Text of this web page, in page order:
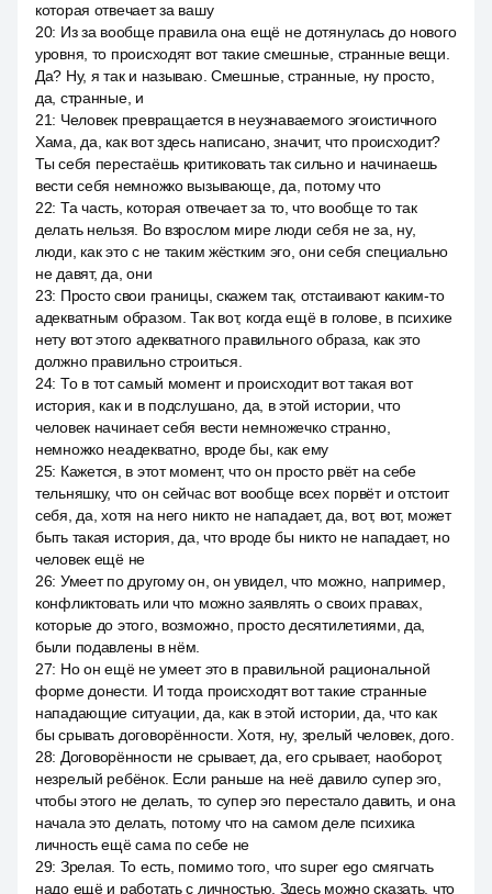
которая отвечает за вашу
20: Из за вообще правила она ещё не дотянулась до нового
уровня, то происходят вот такие смешные, странные вещи.
Да? Ну, я так и называю. Смешные, странные, ну просто,
да, странные, и
21: Человек превращается в неузнаваемого эгоистичного
Хама, да, как вот здесь написано, значит, что происходит?
Ты себя перестаёшь критиковать так сильно и начинаешь
вести себя немножко вызывающе, да, потому что
22: Та часть, которая отвечает за то, что вообще то так
делать нельзя. Во взрослом мире люди себя не за, ну,
люди, как это с не таким жёстким эго, они себя специально
не давят, да, они
23: Просто свои границы, скажем так, отстаивают каким-то
адекватным образом. Так вот, когда ещё в голове, в психике
нету вот этого адекватного правильного образа, как это
должно правильно строиться.
24: То в тот самый момент и происходит вот такая вот
история, как и в подслушано, да, в этой истории, что
человек начинает себя вести немножечко странно,
немножко неадекватно, вроде бы, как ему
25: Кажется, в этот момент, что он просто рвёт на себе
тельняшку, что он сейчас вот вообще всех порвёт и отстоит
себя, да, хотя на него никто не нападает, да, вот, вот, может
быть такая история, да, что вроде бы никто не нападает, но
человек ещё не
26: Умеет по другому он, он увидел, что можно, например,
конфликтовать или что можно заявлять о своих правах,
которые до этого, возможно, просто десятилетиями, да,
были подавлены в нём.
27: Но он ещё не умеет это в правильной рациональной
форме донести. И тогда происходят вот такие странные
нападающие ситуации, да, как в этой истории, да, что как
бы срывать договорённости. Хотя, ну, зрелый человек, дого.
28: Договорённости не срывает, да, его срывает, наоборот,
незрелый ребёнок. Если раньше на неё давило супер эго,
чтобы этого не делать, то супер эго перестало давить, и она
начала это делать, потому что на самом деле психика
личность ещё сама по себе не
29: Зрелая. То есть, помимо того, что super ego смягчать
надо ещё и работать с личностью. Здесь можно сказать, что